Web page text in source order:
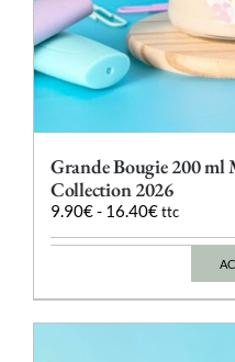
Grande Bougie 200 ml
Collection 2026
9.90€- 16.40€ ttc